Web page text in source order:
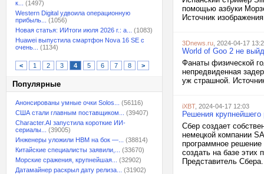
к...
(1497)
Western Digital удвоила операционную
прибыль...
(1056)
Новая статья: ИИтоги июля 2026 г.: а...
(1083)
Huawei выпустила смартфон Nova 16 SE с
очень...
(1134)
< 1 2 3 4 5 6 7 8 >
Популярные
Анонсированы умные очки Solos...
(56116)
США стали главным поставщиком...
(39407)
Character.AI запустила короткие ИИ-
сериалы...
(39005)
Инженеры уложили HBM на бок —...
(38814)
Китайские специалисты заявили,...
(33670)
Морские сражения, крупнейшая...
(32902)
Датамайнер раскрыл дату релиза...
(31902)
помощью азбуки
Источник
3Dnews.ru , 2024-04-17
World of Goo 2 не
Фанаты физической
непредвиденная
уж страшной.
iXBT, 2024-04-17 12:03
Решения
Сбер создает
немецкой компании
программное
создать на базе этих
Представитель